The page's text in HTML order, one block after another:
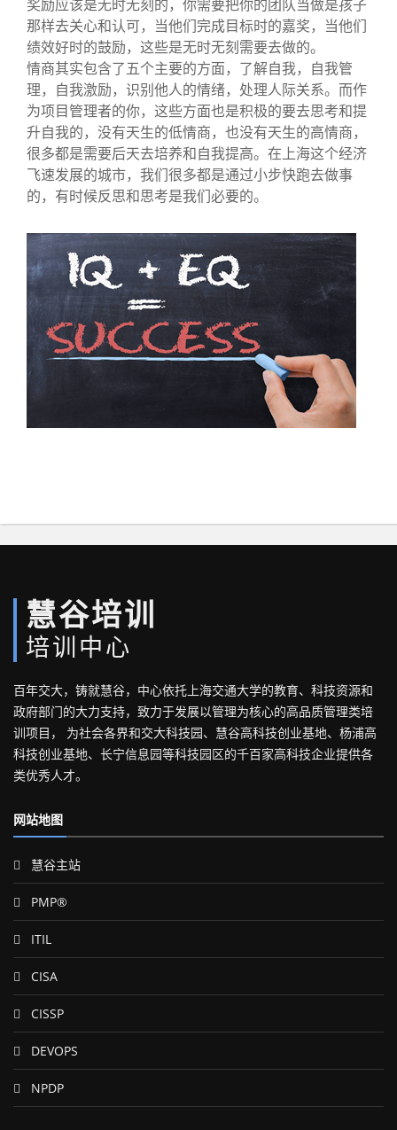
奖励应该是无时无刻的，你需要把你的团队当做是孩子
那样去关心和认可，当他们完成目标时的嘉奖，当他们
绩效好时的鼓励，这些是无时无刻需要去做的。
情商其实包含了五个主要的方面，了解自我，自我管
理，自我激励，识别他人的情绪，处理人际关系。而作
为项目管理者的你，这些方面也是积极的要去思考和提
升自我的，没有天生的低情商，也没有天生的高情商，
很多都是需要后天去培养和自我提高。在上海这个经济
飞速发展的城市，我们很多都是通过小步快跑去做事
的，有时候反思和思考是我们必要的。
慧谷培训
培训中心
百年交大，铸就慧谷，中心依托上海交通大学的教育、科技资源和
政府部门的大力支持，致力于发展以管理为核心的高品质管理类培
训项目， 为社会各界和交大科技园、慧谷高科技创业基地、杨浦高
科技创业基地、长宁信息园等科技园区的千百家高科技企业提供各
类优秀人才。
网站地图
慧谷主站
PMP®
ITIL
CISA
CISSP
DEVOPS
NPDP